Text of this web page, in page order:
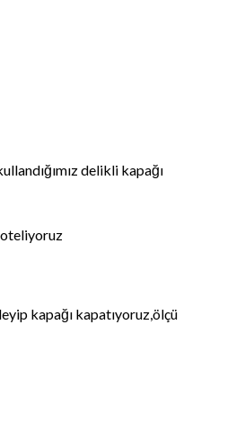
delikli kapağı
kapağı kapatıyoruz,ölçü